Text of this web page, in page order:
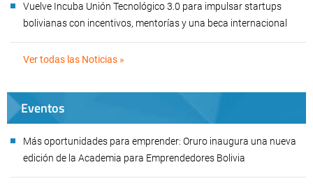
Vuelve Incuba Unión Tecnológico 3.0 para impulsar startups
bolivianas con incentivos, mentorías y una beca internacional
Ver todas las Noticias »
Eventos
Más oportunidades para emprender: Oruro inaugura una nueva
edición de la Academia para Emprendedores Bolivia